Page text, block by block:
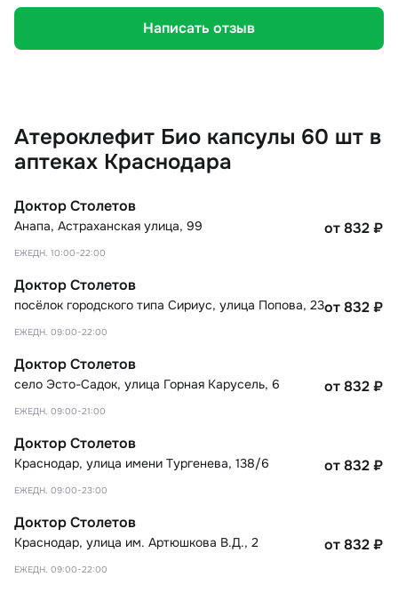
Написать отзыв
Атероклефит Био капсулы 60 шт в
аптеках Краснодара
Доктор Столетов
Анапа, Астраханская улица, 99
ЕЖЕДН. 10:00-22:00
от 832₽
Доктор Столетов
посёлок городского типа Сириус, улица Попова, 23
ЕЖЕДН. 09:00-22:00
от 832₽
Доктор Столетов
село Эсто-Садок, улица Горная Карусель, 6
ЕЖЕДН. 09:00-21:00
от 832₽
Доктор Столетов
Краснодар, улица имени Тургенева, 138/6
ЕЖЕДН. 09:00-23:00
от 832₽
Доктор Столетов
Краснодар, улица им. Артюшкова В.Д., 2
ЕЖЕДН. 09:00-22:00
от 832₽